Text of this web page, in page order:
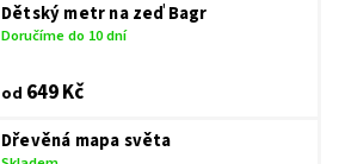
Dětský metr na zeď Bagr
Doručíme do 10 dní
od 649 Kč
Dřevěná mapa světa